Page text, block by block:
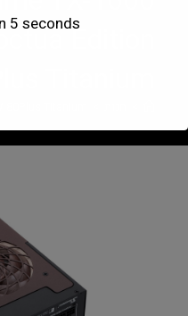
Edition
5 seconds